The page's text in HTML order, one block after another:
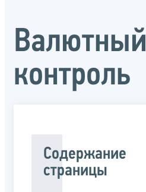
Валютный
контроль
Содержание
страницы